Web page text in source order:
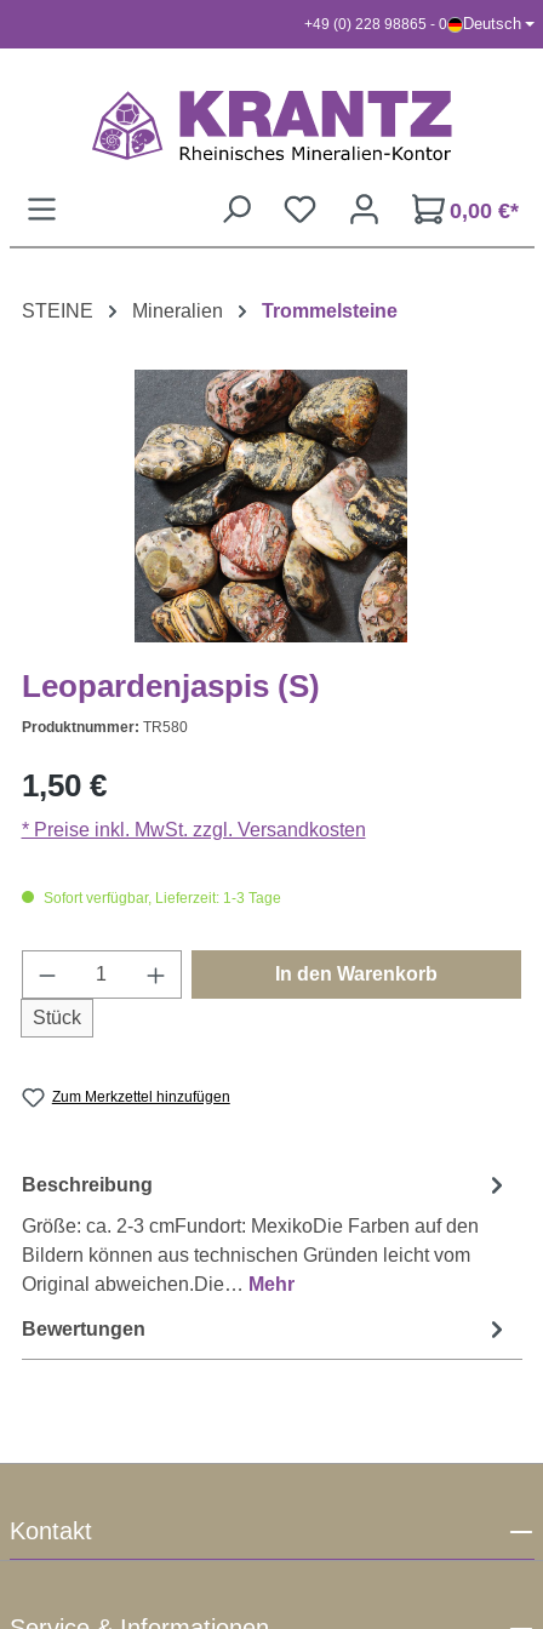
+49 (0) 228 98865 - 0 Deutsch
0,00 €*
STEINE Mineralien Trommelsteine
Leopardenjaspis (S)
Produktnummer: TR580
Regulärer Preis:
1,50 €
* Preise inkl. MwSt. zzgl. Versandkosten
Sofort verfügbar, Lieferzeit: 1-3 Tage
Produkt Anzahl: Gib den gewünschten
Stück
In den Warenkorb
Zum Merkzettel hinzufügen
Beschreibung
Größe: ca. 2-3 cmFundort: MexikoDie Farben auf den
Bildern können aus technischen Gründen leicht vom
Original abweichen.Die… Mehr
Bewertungen
Kontakt